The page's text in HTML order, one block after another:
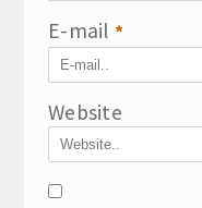
E-mail *
Website